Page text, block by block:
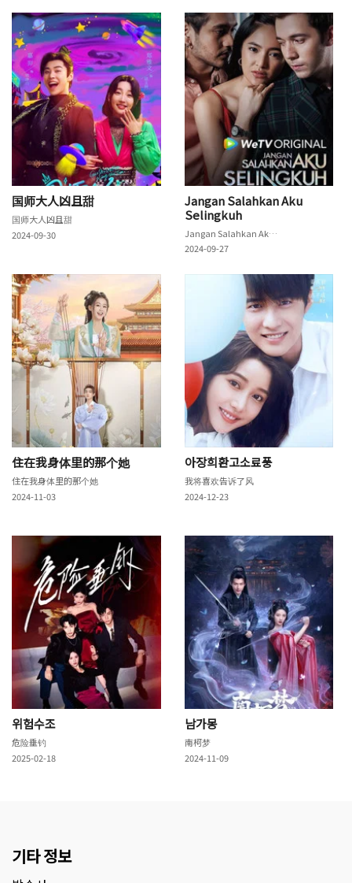
国师大人凶且甜
国师大人凶且甜
2024-09-30
Jangan Salahkan Aku
Selingkuh
Jangan Salahkan Aku Selingkuh
2024-09-27
住在我身体里的那个她
住在我身体里的那个她
2024-11-03
아장희환고소료풍
我将喜欢告诉了风
2024-12-23
위험수조
危险垂钓
2025-02-18
남가몽
南柯梦
2024-11-09
기타 정보